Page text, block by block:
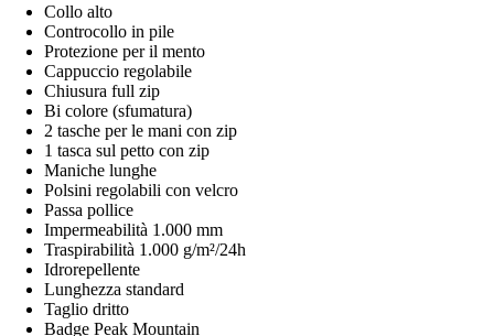
Collo alto
Controcollo in pile
Protezione per il mento
Cappuccio regolabile
Chiusura full zip
Bi colore (sfumatura)
2 tasche per le mani con zip
1 tasca sul petto con zip
Maniche lunghe
Polsini regolabili con velcro
Passa pollice
Impermeabilità 1.000 mm
Traspirabilità 1.000 g/m²/24h
Idrorepellente
Lunghezza standard
Taglio dritto
Badge Peak Mountain